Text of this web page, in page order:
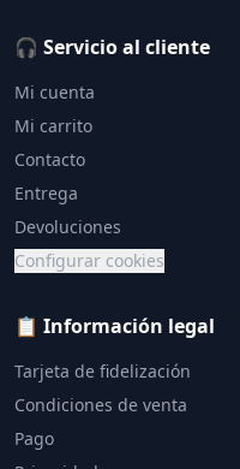
🎧 Servicio al cliente
Mi cuenta
Mi carrito
Contacto
Entrega
Devoluciones
Configurar cookies
📋 Información legal
Tarjeta de fidelización
Condiciones de venta
Pago